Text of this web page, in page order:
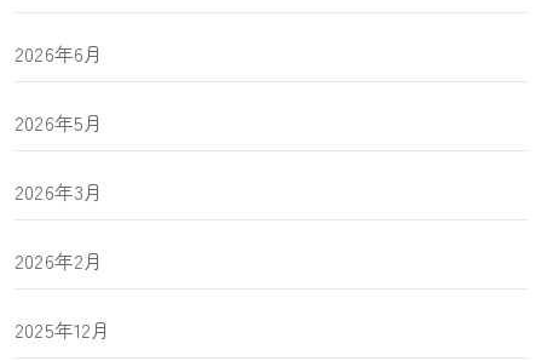
2026年6月
2026年5月
2026年3月
2026年2月
2025年12月